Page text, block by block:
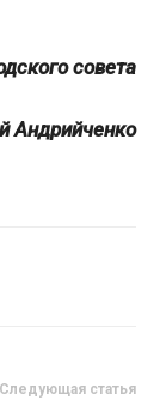
совета
Андрийченко
Следующая статья